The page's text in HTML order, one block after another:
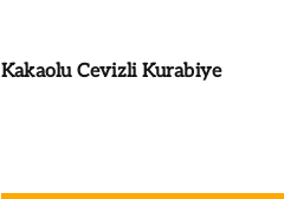
Kakaolu Cevizli Kurabiye